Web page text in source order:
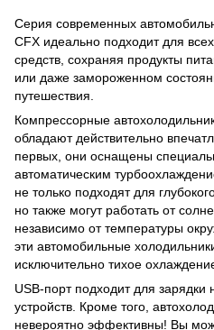
Серия современных
CFX идеально подходит для
средств, сохраняя продукты
или даже замороженном
путешествия.
Компрессорные
обладают действительно
первых, они оснащены
автоматическим
не только подходят для
но также могут работать от
независимо от температуры
эти автомобильные
исключительно тихое
USB-порт подходит для
устройств. Кроме того,
невероятно эффективны! Вы